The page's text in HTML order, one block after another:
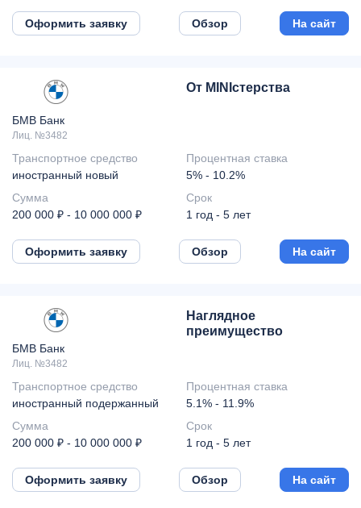
Оформить заявку Обзор На сайт
БМВ Банк
Лиц. №3482
От MINIстерства
Транспортное средство
иностранный новый
Процентная ставка
5% - 10.2%
Сумма
200 000 ₽ - 10 000 000 ₽
Срок
1 год - 5 лет
Оформить заявку Обзор На сайт
БМВ Банк
Лиц. №3482
Наглядное
преимущество
Транспортное средство
иностранный подержанный
Процентная ставка
5.1% - 11.9%
Сумма
200 000 ₽ - 10 000 000 ₽
Срок
1 год - 5 лет
Оформить заявку Обзор На сайт